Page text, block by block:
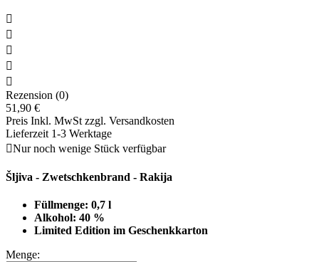





Rezension (0)
51,90 €
Preis Inkl. MwSt zzgl. Versandkosten
Lieferzeit 1-3 Werktage
Nur noch wenige Stück verfügbar
Šljiva - Zwetschkenbrand - Rakija
Füllmenge: 0,7 l
Alkohol: 40 %
Limited Edition im Geschenkkarton
Menge: